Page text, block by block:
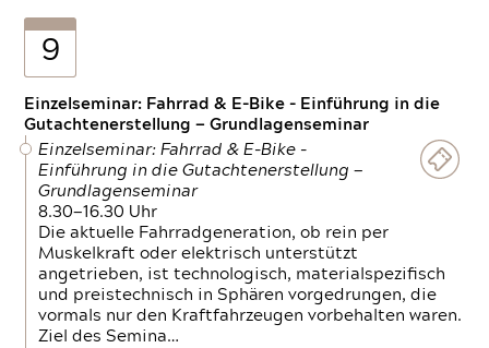
9
Einzelseminar: Fahrrad & E-Bike - Einführung in die
Gutachtenerstellung — Grundlagenseminar
Einzelseminar: Fahrrad & E-Bike -
Einführung in die Gutachtenerstellung —
Grundlagenseminar
8.30—16.30 Uhr
Die aktuelle Fahrradgeneration, ob rein per
Muskelkraft oder elektrisch unterstützt
angetrieben, ist technologisch, materialspezifisch
und preistechnisch in Sphären vorgedrungen, die
vormals nur den Kraftfahrzeugen vorbehalten waren.
Ziel des Semina…